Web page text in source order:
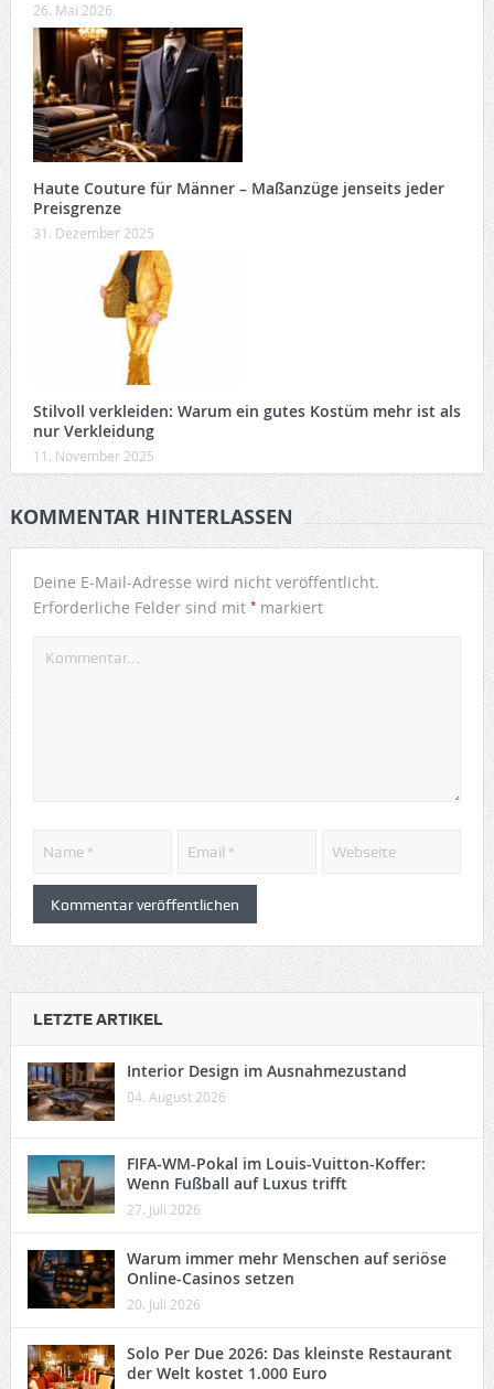
26. Mai 2026
Haute Couture für Männer – Maßanzüge jenseits jeder
Preisgrenze
31. Dezember 2025
Stilvoll verkleiden: Warum ein gutes Kostüm mehr ist als
nur Verkleidung
11. November 2025
KOMMENTAR HINTERLASSEN
Deine E-Mail-Adresse wird nicht veröffentlicht.
Erforderliche Felder sind mit *markiert
LETZTE ARTIKEL
Interior Design im Ausnahmezustand
04. August 2026
FIFA-WM-Pokal im Louis-Vuitton-Koffer:
Wenn Fußball auf Luxus trifft
27. Juli 2026
Warum immer mehr Menschen auf seriöse
Online-Casinos setzen
20. Juli 2026
Solo Per Due 2026: Das kleinste Restaurant
der Welt kostet 1.000 Euro